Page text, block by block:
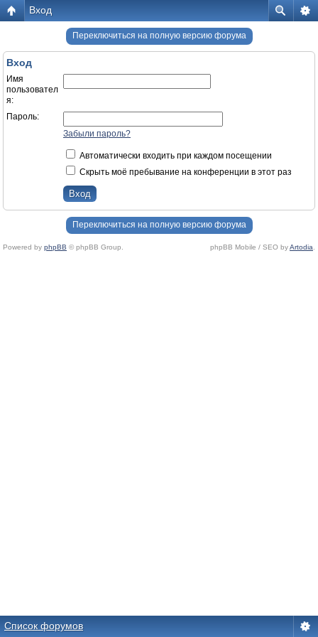
Вход
Переключиться на полную версию форума
Вход
Имя
пользовател
я:
Пароль:
Забыли пароль?
Автоматически входить при каждом посещении
Скрыть моё пребывание на конференции в этот раз
Переключиться на полную версию форума
Powered by phpBB © phpBB Group. phpBB Mobile / SEO byArtodia
Список форумов